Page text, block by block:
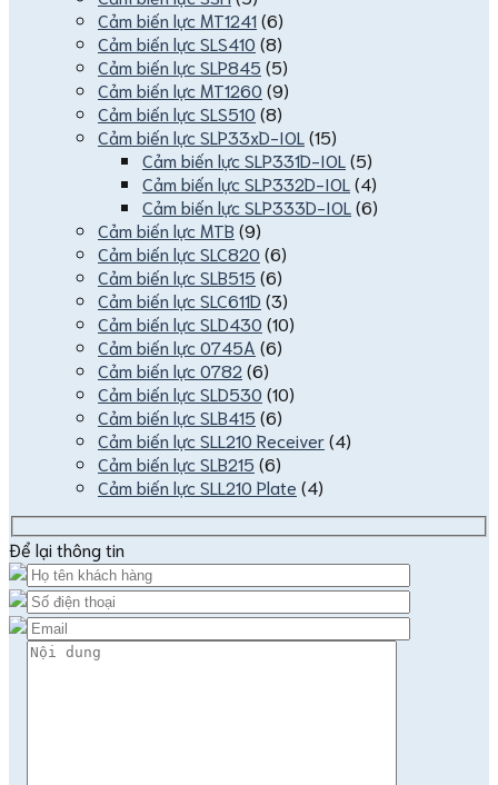
Cảm biến lực MT1241(6)
Cảm biến lực SLS410 (8)
Cảm biến lực SLP845 (5)
Cảm biến lực MT1260 (9)
Cảm biến lực SLS510 (8)
Cảm biến lực SLP33xD-IOL (15)
Cảm biến lực SLP331D-IOL (5)
Cảm biến lực SLP332D-IOL (4)
Cảm biến lực SLP333D-IOL (6)
Cảm biến lực MTB (9)
Cảm biến lực SLC820 (6)
Cảm biến lực SLB515 (6)
Cảm biến lực SLC611D (3)
Cảm biến lực SLD430 (10)
Cảm biến lực 0745A (6)
Cảm biến lực 0782 (6)
Cảm biến lực SLD530 (10)
Cảm biến lực SLB415 (6)
Cảm biến lực SLL210 Receiver(4)
Cảm biến lực SLB215 (6)
Cảm biến lực SLL210 Plate (4)
Để lại thông tin